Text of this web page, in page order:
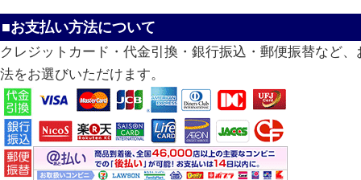
■お支払い方法について
クレジットカード・代金引換・銀行振込・郵便振替など
法をお選びいただけます。